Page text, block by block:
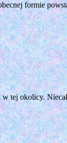
formie
tej okolicy.